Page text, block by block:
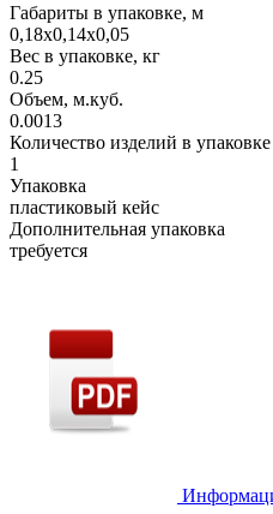
Габариты в упаковке, м
0,18х0,14х0,05
Вес в упаковке, кг
0.25
Объем, м.куб.
0.0013
Количество изделий в упаковке
1
Упаковка
пластиковый кейс
Дополнительная упаковка
требуется